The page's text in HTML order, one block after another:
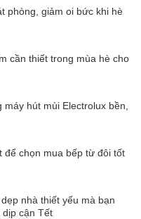
ngày nhưng vẫn đảm bảo
độ C đến -28 độ C, cấp
bị đông đá.
phòng, giảm oi bức khi hè
cần thiết trong mùa hè cho
hút mùi Electrolux bền,
để chọn mua bếp từ đôi tốt
nhà thiết yếu mà bạn
dịp cận Tết